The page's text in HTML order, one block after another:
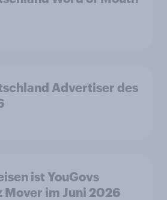
Advertiser des
ist YouGovs
Mover im Juni 2026